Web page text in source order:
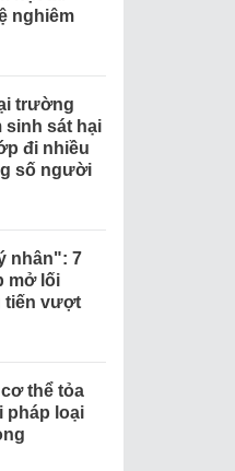
nghiêm
trường
sinh sát hại
đi nhiều
số người
nhân": 7
mở lối
tiến vượt
thể tỏa
pháp loại